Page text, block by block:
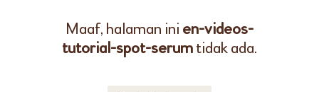
Maaf, halaman ini en-videos-
tutorial-spot-serumtidak ada.